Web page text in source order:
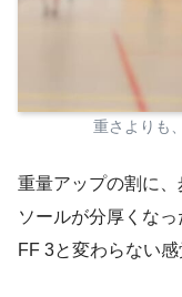
重さよりも
重量アップの割に、
ソールが分厚くな
FF 3と変わらない感